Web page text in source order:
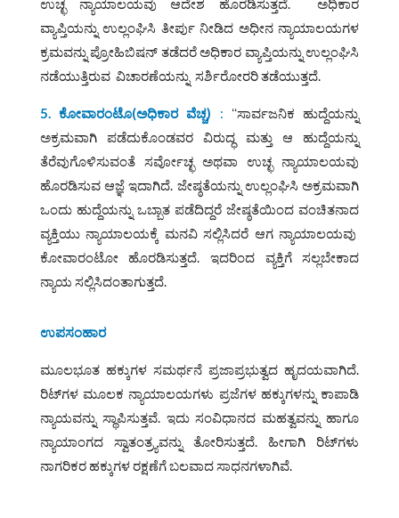
ಉಚ್ಛ ನ್ಯಾಯಾಲಯವು ಆದೇಶ ಹೊರಡಿಸುತ್ತದೆ. ಅಧಿಕಾರ
ವ್ಯಾಪ್ತಿಯನ್ನು ಉಲ್ಲಂಘಿಸಿ ತೀರ್ಪು ನೀಡಿದ ಅಧೀನ ನ್ಯಾಯಾಲಯಗಳ
ಕ್ರಮವನ್ನು ಪ್ರೋಹಿಬಿಷನ್ ತಡೆದರೆ ಅಧಿಕಾರ ವ್ಯಾಪ್ತಿಯನ್ನು ಉಲ್ಲಂಘಿಸಿ
ನಡೆಯುತ್ತಿರುವ ವಿಚಾರಣೆಯನ್ನು ಸರ್ಶಿರೋರರಿ ತಡೆಯುತ್ತದೆ.
5. ಕೋವಾರಂಟೊ(ಅಧಿಕಾರ ವೆಚ್ಚ) : ʻʻಸಾರ್ವಜನಿಕ ಹುದ್ದೆಯನ್ನು
ಅಕ್ರಮವಾಗಿ ಪಡೆದುಕೊಂಡವರ ವಿರುದ್ಧ ಮತ್ತು ಆ ಹುದ್ದೆಯನ್ನು
ತೆರೆವುಗೊಳಿಸುವಂತೆ ಸರ್ವೋಚ್ಛ ಅಥವಾ ಉಚ್ಛ ನ್ಯಾಯಾಲಯವು
ಹೊರಡಿಸುವ ಆಜ್ಞೆ ಇದಾಗಿದೆ. ಜೇಷ್ಠತೆಯನ್ನು ಉಲ್ಲಂಘಿಸಿ ಅಕ್ರಮವಾಗಿ
ಒಂದು ಹುದ್ದೆಯನ್ನು ಒಬ್ಬಾತ ಪಡೆದಿದ್ದರೆ ಜೇಷ್ಠತೆಯಿಂದ ವಂಚಿತನಾದ
ವ್ಯಕ್ತಿಯು ನ್ಯಾಯಾಲಯಕ್ಕೆ ಮನವಿ ಸಲ್ಲಿಸಿದರೆ ಆಗ ನ್ಯಾಯಾಲಯವು
ಕೋವಾರಂಟೋ ಹೊರಡಿಸುತ್ತದೆ. ಇದರಿಂದ ವ್ಯಕ್ತಿಗೆ ಸಲ್ಲಬೇಕಾದ
ನ್ಯಾಯ ಸಲ್ಲಿಸಿದಂತಾಗುತ್ತದೆ.
ಉಪಸಂಹಾರ
ಮೂಲಭೂತ ಹಕ್ಕುಗಳ ಸಮರ್ಥನೆ ಪ್ರಜಾಪ್ರಭುತ್ವದ ಹೃದಯವಾಗಿದೆ.
ರಿಟ್‌ಗಳ ಮೂಲಕ ನ್ಯಾಯಾಲಯಗಳು ಪ್ರಜೆಗಳ ಹಕ್ಕುಗಳನ್ನು ಕಾಪಾಡಿ
ನ್ಯಾಯವನ್ನು ಸ್ಥಾಪಿಸುತ್ತವೆ. ಇದು ಸಂವಿಧಾನದ ಮಹತ್ವವನ್ನು ಹಾಗೂ
ನ್ಯಾಯಾಂಗದ ಸ್ವಾತಂತ್ರ್ಯವನ್ನು ತೋರಿಸುತ್ತದೆ. ಹೀಗಾಗಿ ರಿಟ್‌ಗಳು
ನಾಗರಿಕರ ಹಕ್ಕುಗಳ ರಕ್ಷಣೆಗೆ ಬಲವಾದ ಸಾಧನಗಳಾಗಿವೆ.